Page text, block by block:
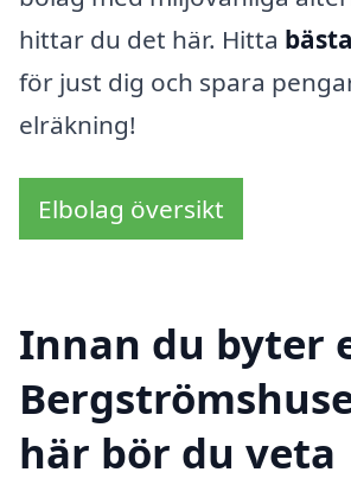
hittar du det här. Hitta
för just dig och spara
elräkning!
Elbolag översikt
Innan du byter
här bör du veta